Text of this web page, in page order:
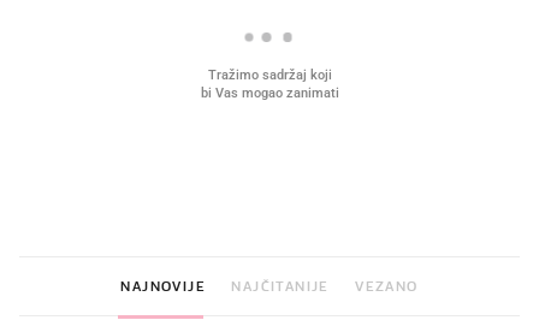
NAJNOVIJE NAJČITANIJE VEZANO